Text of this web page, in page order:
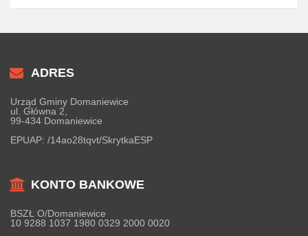
ADRES
Urząd Gminy Domaniewice
ul. Główna 2,
99-434 Domaniewice
EPUAP: /14ao28tqvt/SkrytkaESP
KONTO BANKOWE
BSZŁ O/Domaniewice
10 9288 1037 1980 0329 2000 0020